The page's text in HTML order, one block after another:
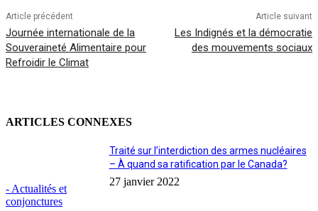
Article précédent
Journée internationale de la
Souveraineté Alimentaire pour
Refroidir le Climat
Article suivant
Les Indignés et la démocratie
des mouvements sociaux
ARTICLES CONNEXES
- Actualités et
conjonctures
Traité sur l’interdiction des armes nucléaires
– À quand sa ratification par le Canada?
27 janvier 2022